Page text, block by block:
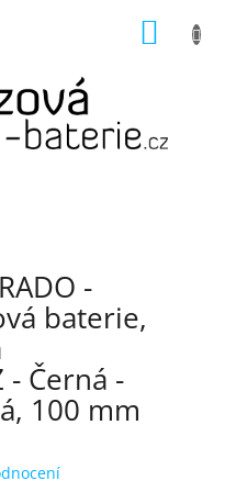
-
baterie,
- Černá -
100 mm